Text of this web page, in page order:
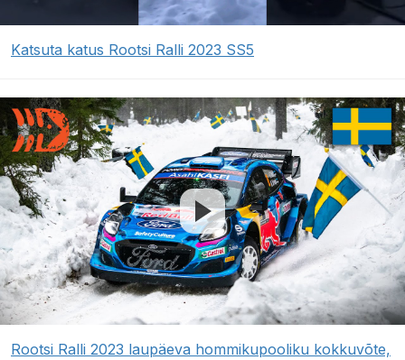
Katsuta katus Rootsi Ralli 2023 SS5
Rootsi Ralli 2023 laupäeva hommikupooliku kokkuvõte,